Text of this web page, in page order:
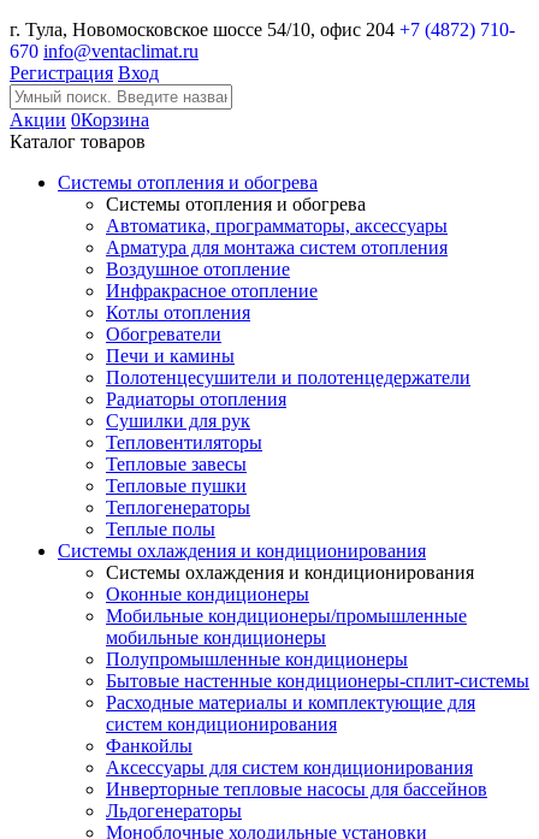
г. Тула, Новомосковское шоссе 54/10, офис 204 +7 (4872) 710-
670 info@ventaclimat.ru
Регистрация Вход
Акции 0Корзина
Каталог товаров
Системы отопления и обогрева
Системы отопления и обогрева
Автоматика, программаторы, аксессуары
Арматура для монтажа систем отопления
Воздушное отопление
Инфракрасное отопление
Котлы отопления
Обогреватели
Печи и камины
Полотенцесушители и полотенцедержатели
Радиаторы отопления
Сушилки для рук
Тепловентиляторы
Тепловые завесы
Тепловые пушки
Теплогенераторы
Теплые полы
Системы охлаждения и кондиционирования
Системы охлаждения и кондиционирования
Оконные кондиционеры
Мобильные кондиционеры/промышленные
мобильные кондиционеры
Полупромышленные кондиционеры
Бытовые настенные кондиционеры-сплит-системы
Расходные материалы и комплектующие для
систем кондиционирования
Фанкойлы
Аксессуары для систем кондиционирования
Инверторные тепловые насосы для бассейнов
Льдогенераторы
Моноблочные холодильные установки